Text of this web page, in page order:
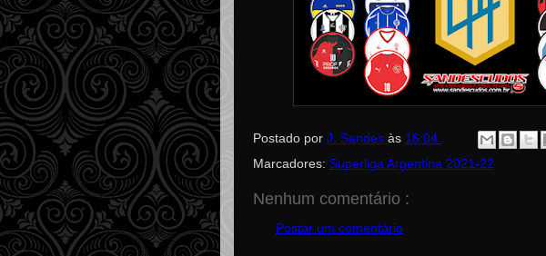
Postado por J. Sandes às 16:04
Marcadores: Superliga Argentina 2021-22
Nenhum comentário :
Postar um comentário